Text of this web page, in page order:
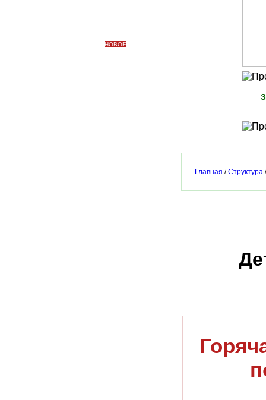
НОВОЕ
Главная /Структура